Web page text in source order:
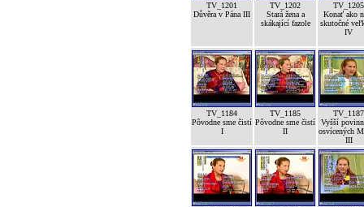
TV_1201
Důvěra v Pána III
TV_1202
Stará žena a
skákající fazole
TV_1205
Konať ako
skutočné
IV
TV_1184
Pôvodne sme čistí
I
TV_1185
Pôvodne sme čistí
II
TV_1187
Vyšší
osvícených
III